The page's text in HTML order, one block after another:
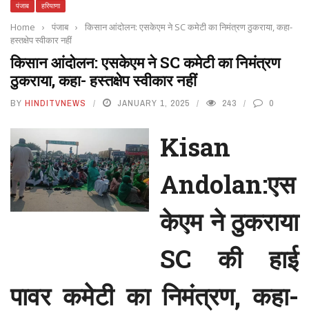
पंजाब हरियाणा
Home › पंजाब ›
किसान आंदोलन: एसकेएम ने SC कमेटी का निमंत्रण ठुकराया, कहा-
हस्तक्षेप स्वीकार नहीं
किसान आंदोलन: एसकेएम ने SC कमेटी का निमंत्रण
ठुकराया, कहा- हस्तक्षेप स्वीकार नहीं
BY HINDITVNEWS JANUARY 1, 2025 243 0
Kisan
Andolan:एस
केएम ने ठुकराया
SC की हाई
पावर कमेटी का निमंत्रण, कहा-